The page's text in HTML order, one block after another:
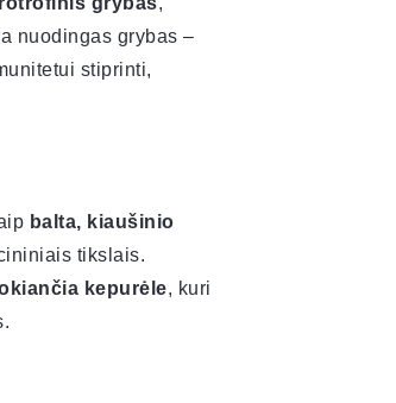
nuodingas grybas –
stiprinti,
balta, kiaušinio
tikslais.
kepurėle, kuri